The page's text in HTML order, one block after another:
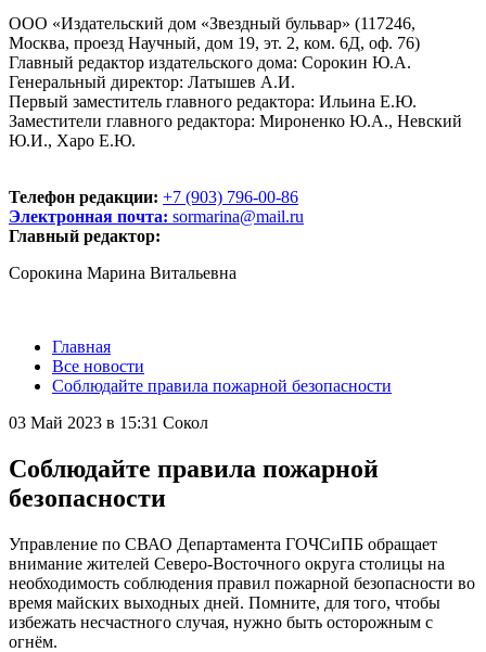
ООО «Издательский дом «Звездный бульвар» (117246,
Москва, проезд Научный, дом 19, эт. 2, ком. 6Д, оф. 76)
Главный редактор издательского дома: Сорокин Ю.А.
Генеральный директор: Латышев А.И.
Первый заместитель главного редактора: Ильина Е.Ю.
Заместители главного редактора: Мироненко Ю.А., Невский
Ю.И., Харо Е.Ю.
Телефон редакции: +7 (903) 796-00-86
Электронная почта: sormarina@mail.ru
Главный редактор:
Сорокина Марина Витальевна
Главная
Все новости
Соблюдайте правила пожарной безопасности
03 Май 2023 в 15:31 Сокол
Соблюдайте правила пожарной
безопасности
Управление по СВАО Департамента ГОЧСиПБ обращает
внимание жителей Северо-Восточного округа столицы на
необходимость соблюдения правил пожарной безопасности во
время майских выходных дней. Помните, для того, чтобы
избежать несчастного случая, нужно быть осторожным с
огнём.